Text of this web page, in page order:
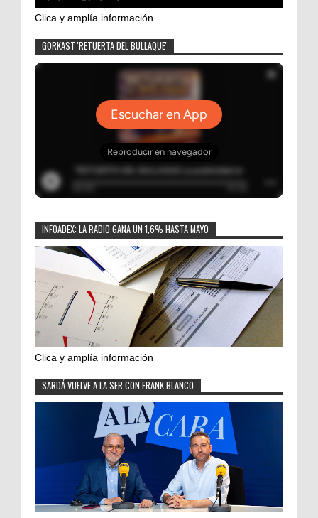
Clica y amplía información
GORKAST 'RETUERTA DEL BULLAQUE'
INFOADEX: LA RADIO GANA UN 1,6% HASTA MAYO
Clica y amplía información
SARDÁ VUELVE A LA SER CON FRANK BLANCO